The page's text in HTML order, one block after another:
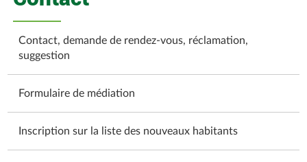
Contact, demande de rendez-vous, réclamation,
suggestion
Formulaire de médiation
Inscription sur la liste des nouveaux habitants